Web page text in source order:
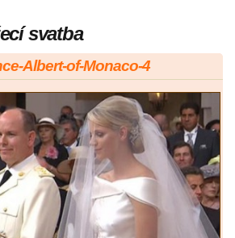
svatba
Albert-of-Monaco-4